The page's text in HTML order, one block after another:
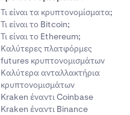
Τι είναι τα κρυπτονομίσματα;
Τι είναι το Bitcoin;
Τι είναι το Ethereum;
Καλύτερες πλατφόρμες
futures κρυπτονομισμάτων
Καλύτερα ανταλλακτήρια
κρυπτονομισμάτων
Kraken έναντι Coinbase
Kraken έναντι Binance